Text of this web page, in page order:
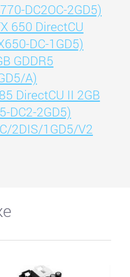
DC2OC-2GD5)
650 DirectCU
DC-1GD5)
GDDR5
A)
DirectCU II 2GB
DC2-2GD5)
2DIS/1GD5/V2